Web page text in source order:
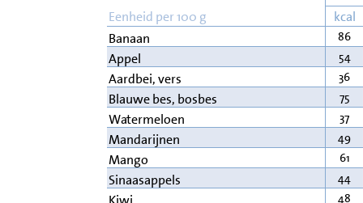
Eenheid per 100 g kcal
Banaan
86
Appel 54
Aardbei, vers 36
Blauwe bes, bosbes 75
Watermeloen 37
Mandarijnen 49
Mango 61
Sinaasappels 44
48